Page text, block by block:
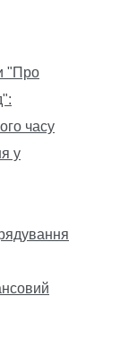
"Про
часу
у